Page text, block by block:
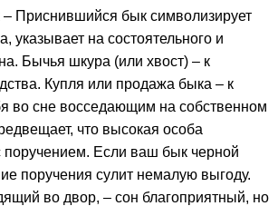
– Приснившийся бык символизирует
указывает на состоятельного и
Бычья шкура (или хвост) – к
Купля или продажа быка – к
во сне восседающим на собственном
что высокая особа
поручением. Если ваш бык черной
поручения сулит немалую выгоду.
во двор, – сон благоприятный, но